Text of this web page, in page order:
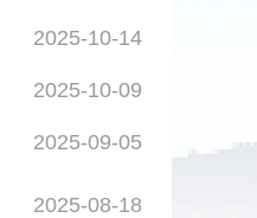
2025-10-14
2025-10-09
2025-09-05
2025-08-18